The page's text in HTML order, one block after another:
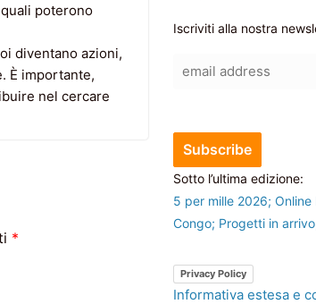
poterono
diventano azioni,
È importante,
nel cercare
*
Iscriviti alla nostra
Sotto l’ultima edizione:
5 per mille 2026; Online
Congo; Progetti in
Privacy Policy
Informativa estesa e